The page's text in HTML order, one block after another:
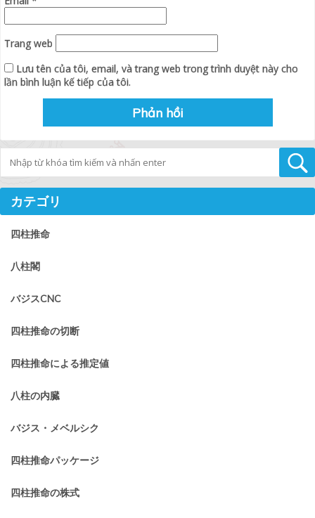
Trang web
Lưu tên của tôi, email, và trang web trong trình duyệt này cho
lần bình luận kế tiếp của tôi.
カテゴリ
四柱推命
八柱閣
バジスCNC
四柱推命の切断
四柱推命による推定値
八柱の内臓
バジス・メベルシク
四柱推命パッケージ
四柱推命の株式